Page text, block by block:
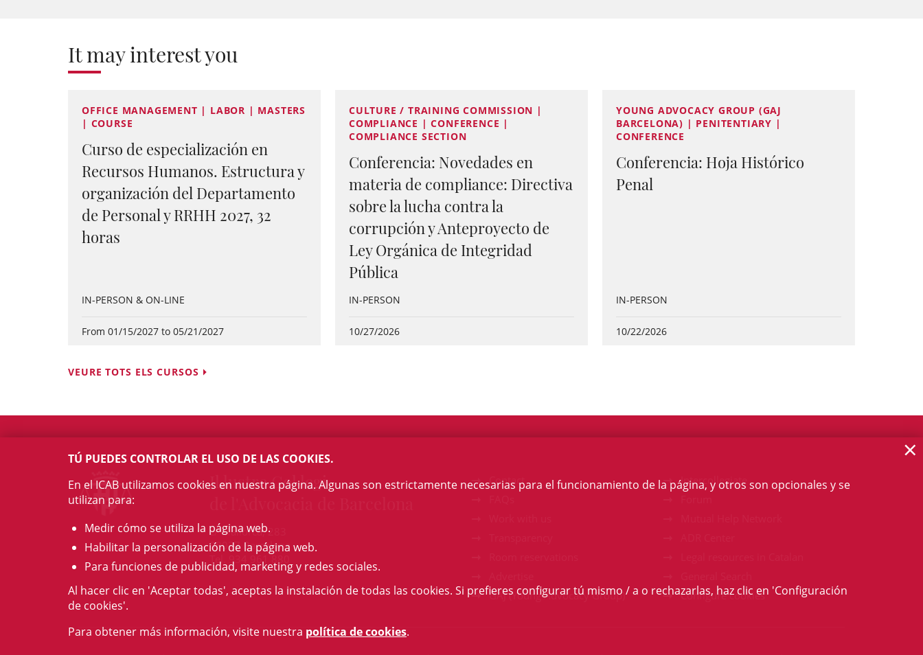
It may interest you
OFFICE MANAGEMENT | LABOR | MASTERS
| COURSE
Curso de especialización en
Recursos Humanos. Estructura y
organización del Departamento
de Personal y RRHH 2027, 32
horas
IN-PERSON & ON-LINE
From 01/15/2027 to 05/21/2027
CULTURE / TRAINING COMMISSION |
COMPLIANCE | CONFERENCE |
COMPLIANCE SECTION
Conferencia: Novedades en
materia de compliance: Directiva
sobre la lucha contra la
corrupción y Anteproyecto de
Ley Orgánica de Integridad
Pública
IN-PERSON
10/27/2026
YOUNG ADVOCACY GROUP (GAJ
BARCELONA) | PENITENTIARY |
CONFERENCE
Conferencia: Hoja Histórico
Penal
IN-PERSON
10/22/2026
VEURE TOTS ELS CURSOS
Il·lustre Col·legi
c/ Mallorca, 283
08037 Barcelona
Tel. 934 961 880
Contact
GAJ (Young Advocacy Group)
Intercollegiate
Configure cookies
TÚ PUEDES CONTROLAR EL USO DE LAS COOKIES.
En el ICAB utilizamos cookies en nuestra página. Algunas son estrictamente necesarias para el funcionamiento de la página, y otros son opcionales y se
utilizan para:
Medir cómo se utiliza la página web.
Habilitar la personalización de la página web.
Para funciones de publicidad, marketing y redes sociales.
Al hacer clic en 'Aceptar todas', aceptas la instalación de todas las cookies. Si prefieres configurar tú mismo / a o rechazarlas, haz clic en 'Configuración
de cookies'.
Para obtener más información, visite nuestra política de cookies.
×